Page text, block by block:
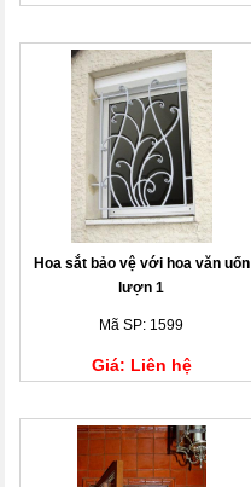
Hoa sắt bảo vệ với hoa văn uốn
lượn 1
Mã SP: 1599
Giá: Liên hệ